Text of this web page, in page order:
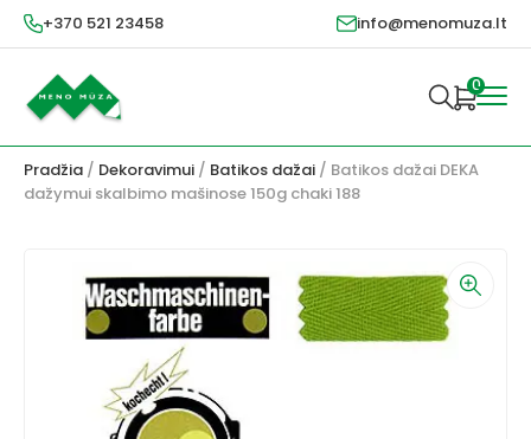
+370 521 23458 info@menomuza.lt
0
Pradžia / Dekoravimui / Batikos dažai / Batikos dažai DEKA
dažymui skalbimo mašinose 150g chaki 188